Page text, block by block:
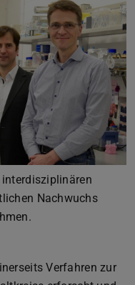
Nachwuchs
Vor
Verfahren zur